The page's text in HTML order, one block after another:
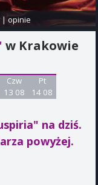
|opinie
w Krakowie
Czw
13 08
Pt
14 08
na dziś.
powyżej.